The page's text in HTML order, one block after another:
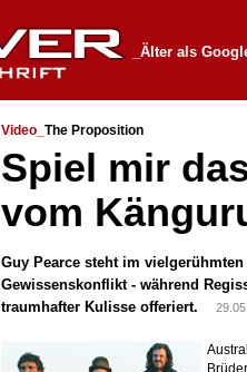
_Älter als
Video_ The Proposition
Spiel mir
vom
Guy Pearce steht im
Gewissenskonflikt - während
traumhafter Kulisse offeriert.